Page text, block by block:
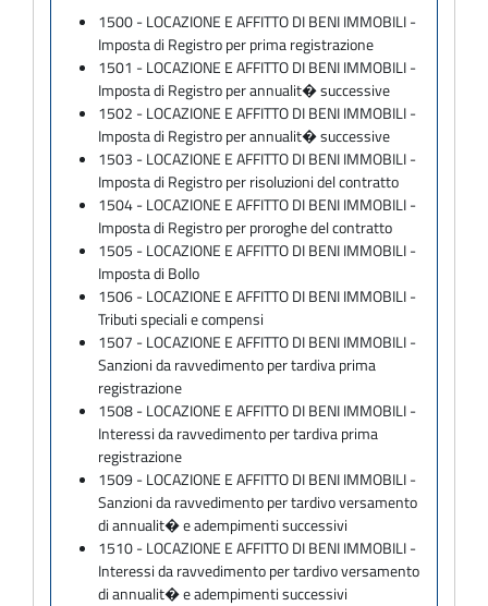
1500 - LOCAZIONE E AFFITTO DI BENI IMMOBILI -
Imposta di Registro per prima registrazione
1501 - LOCAZIONE E AFFITTO DI BENI IMMOBILI -
Imposta di Registro per annualit� successive
1502 - LOCAZIONE E AFFITTO DI BENI IMMOBILI -
Imposta di Registro per annualit� successive
1503 - LOCAZIONE E AFFITTO DI BENI IMMOBILI -
Imposta di Registro per risoluzioni del contratto
1504 - LOCAZIONE E AFFITTO DI BENI IMMOBILI -
Imposta di Registro per proroghe del contratto
1505 - LOCAZIONE E AFFITTO DI BENI IMMOBILI -
Imposta di Bollo
1506 - LOCAZIONE E AFFITTO DI BENI IMMOBILI -
Tributi speciali e compensi
1507 - LOCAZIONE E AFFITTO DI BENI IMMOBILI -
Sanzioni da ravvedimento per tardiva prima
registrazione
1508 - LOCAZIONE E AFFITTO DI BENI IMMOBILI -
Interessi da ravvedimento per tardiva prima
registrazione
1509 - LOCAZIONE E AFFITTO DI BENI IMMOBILI -
Sanzioni da ravvedimento per tardivo versamento
di annualit� e adempimenti successivi
1510 - LOCAZIONE E AFFITTO DI BENI IMMOBILI -
Interessi da ravvedimento per tardivo versamento
di annualit� e adempimenti successivi